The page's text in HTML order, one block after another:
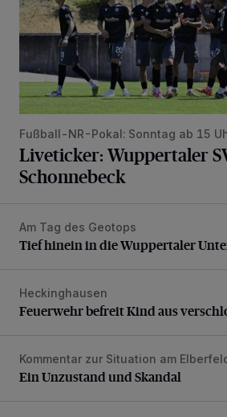
Fußball-NR-Pokal: Sonntag ab 15
Liveticker: Wuppertaler
Schonnebeck
Tief hinein in die Wuppertaler
Am Tag des Geotops
Tief hinein in die Wuppertaler
Feuerwehr befreit Kind aus
Heckinghausen
Feuerwehr befreit Kind aus
Ein Unzustand und Skandal
Kommentar zur Situation am
Ein Unzustand und Skandal